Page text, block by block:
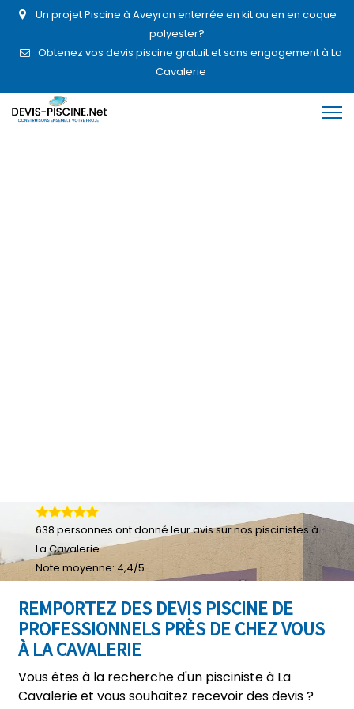
Un projet Piscine à Aveyron enterrée en kit ou en en coque
polyester?
Obtenez vos devis piscine gratuit et sans engagement à La
Cavalerie
REMPORTEZ DES DEVIS PISCINE DE
PROFESSIONNELS PRÈS DE CHEZ VOUS
À LA CAVALERIE
Vous êtes à la recherche d'un pisciniste à La
Cavalerie et vous souhaitez recevoir des devis ?
638 personnes ont donné leuravis sur nos piscinistes à
La Cavalerie
Note moyenne: 4,4/5